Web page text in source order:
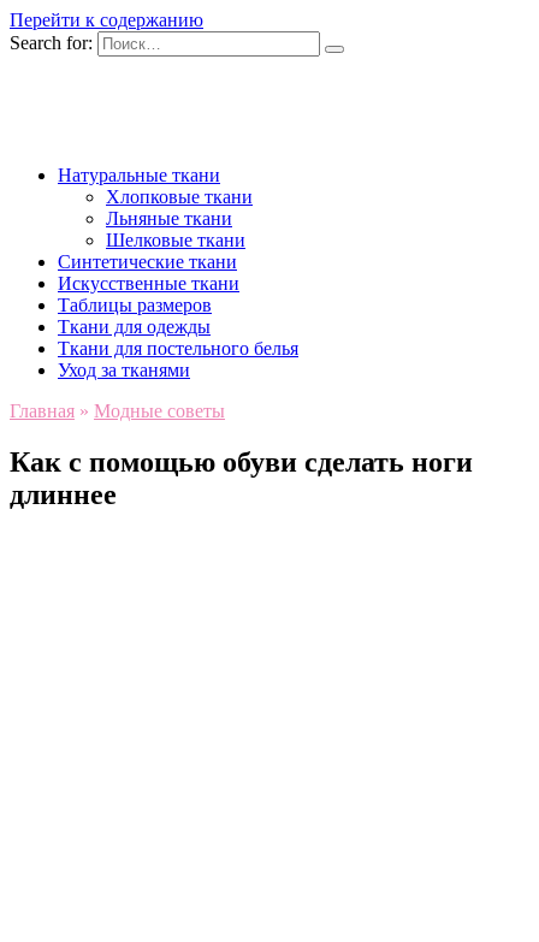
Перейти к содержанию
Search for:
Натуральные ткани
Хлопковые ткани
Льняные ткани
Шелковые ткани
Синтетические ткани
Искусственные ткани
Таблицы размеров
Ткани для одежды
Ткани для постельного белья
Уход за тканями
Главная » Модные советы
Как с помощью обуви сделать ноги
длиннее